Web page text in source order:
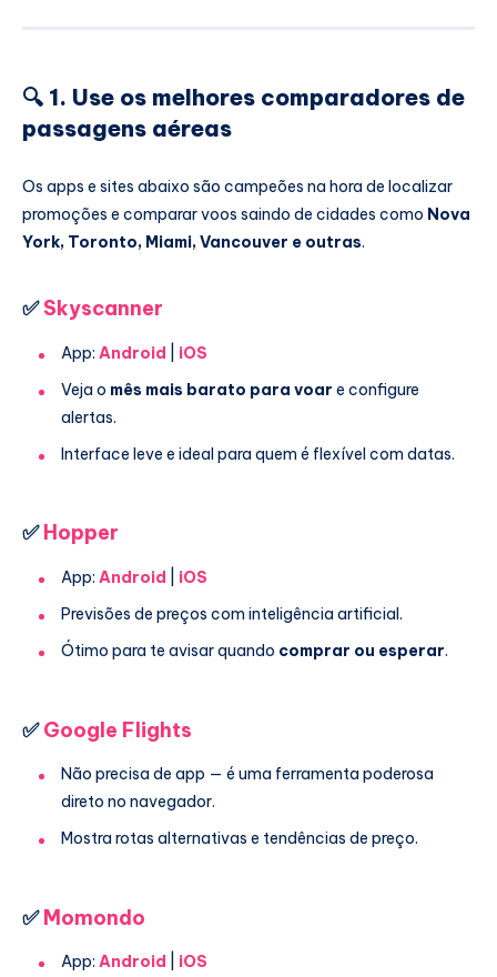
🔍 1. Use os melhores comparadores de
passagens aéreas
Os apps e sites abaixo são campeões na hora de localizar
promoções e comparar voos saindo de cidades como Nova
York, Toronto, Miami, Vancouver e outras.
✅Skyscanner
App: Android
iOS
Veja o mês mais barato para voar e configure
alertas.
Interface leve e ideal para quem é flexível com datas.
✅Hopper
App: Android
iOS
Previsões de preços com inteligência artificial.
Ótimo para te avisar quando comprar ou esperar.
✅Google Flights
Não precisa de app — é uma ferramenta poderosa
direto no navegador.
Mostra rotas alternativas e tendências de preço.
✅Momondo
App: Android
iOS